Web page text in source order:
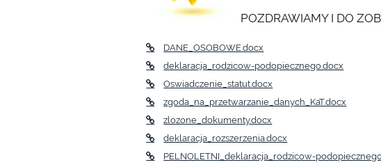
POZDRAWIAMY I DO
DANE_OSOBOWE.docx
deklaracja_rodzicow-podopiecznego.docx
Oswiadczenie_statut.docx
zgoda_na_przetwarzanie_danych_KaT.docx
zlozone_dokumenty.docx
deklaracja_rozszerzenia.docx
PELNOLETNI_deklaracja_rodzicow-